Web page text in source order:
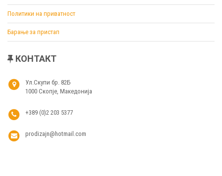
Политики на приватност
Барање за пристап
КОНТАКТ
Ул.Скупи бр. 82Б
1000 Скопје, Македонија
+389 (0)2 203 5377
prodizajn@hotmail.com